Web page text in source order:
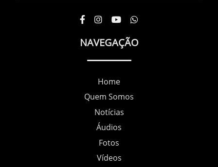
NAVEGAÇÃO
Home
Quem Somos
Notícias
Áudios
Fotos
Vídeos